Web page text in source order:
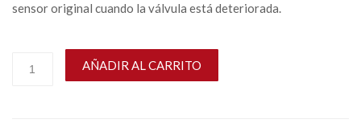
sensor original cuando la válvula está deteriorada.
AÑADIR AL CARRITO